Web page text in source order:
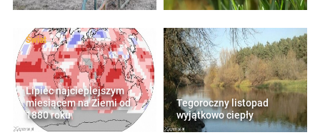
Świat
Lipiec najcieplejszym
miesiącem na Ziemi od
1880 roku
Tegoroczny listopad
wyjątkowo ciepły